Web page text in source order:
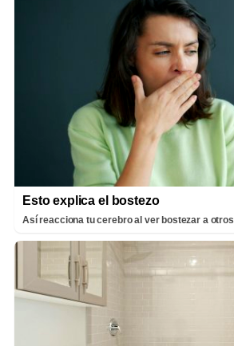
Esto explica el bostezo
Así reacciona tu cerebro al ver bostezar a otros